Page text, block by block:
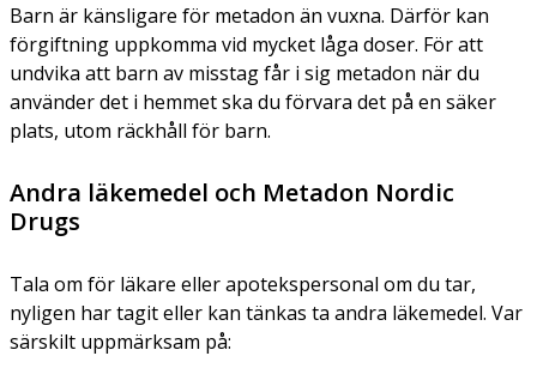
Barn är känsligare för metadon än vuxna. Därför kan
förgiftning uppkomma vid mycket låga doser. För att
undvika att barn av misstag får i sig metadon när du
använder det i hemmet ska du förvara det på en säker
plats, utom räckhåll för barn.
Andra läkemedel och Metadon Nordic
Drugs
Tala om för läkare eller apotekspersonal om du tar,
nyligen har tagit eller kan tänkas ta andra läkemedel. Var
särskilt uppmärksam på: